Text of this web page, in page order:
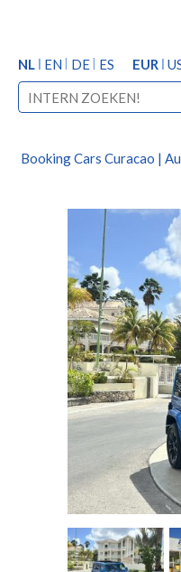
NL EN DE ES EUR
Booking Cars Curacao |